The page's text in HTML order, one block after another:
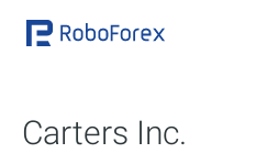
Carters Inc.